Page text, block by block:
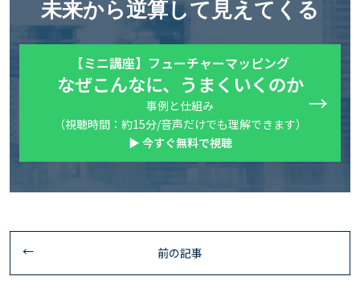
未来から逆算して見えてくる
【ミニ講座】フューチャーマッピング
なぜこんなに、うまくいくのか
事例と仕組み
（視聴時間：約15分/音声だけでも理解できます）
▶ 今すぐ無料で視聴
前の記事